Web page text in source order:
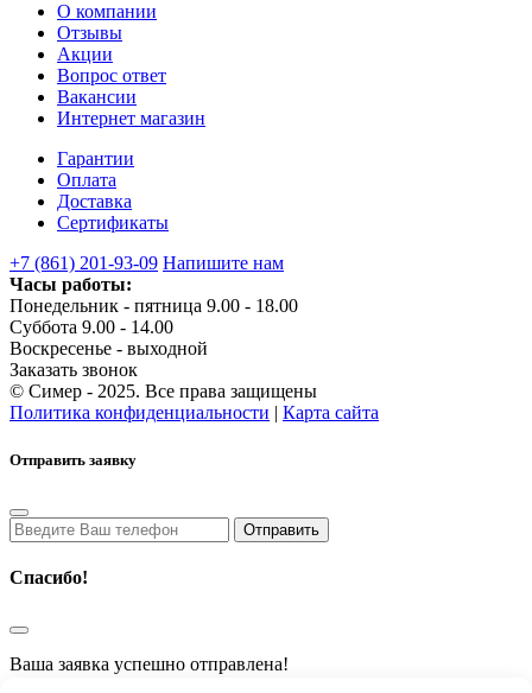
О компании
Отзывы
Акции
Вопрос ответ
Вакансии
Интернет магазин
Гарантии
Оплата
Доставка
Сертификаты
+7 (861) 201-93-09 Напишите нам
Часы работы:
Понедельник - пятница 9.00 - 18.00
Суббота 9.00 - 14.00
Воскресенье - выходной
Заказать звонок
© Симер - 2025. Все права защищены
Политика конфиденциальности
Карта сайта
Отправить заявку
Спасибо!
Ваша заявка успешно отправлена!